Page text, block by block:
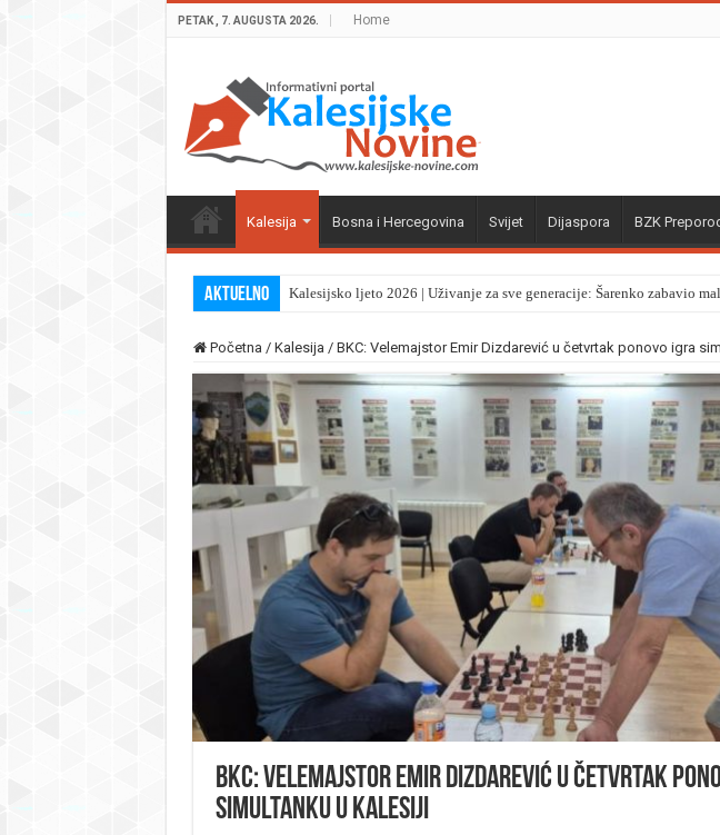
PETAK , 7. AUGUSTA 2026. Home
Kalesija Bosna i Hercegovina Svijet Dijaspora BZK
Aktuelno Kalesijsko ljeto 2026 | Uživanje za sve generacije: Šarenko zabavio
Početna / Kalesija / BKC: Velemajstor Emir Dizdarević u četvrtak ponovo igra
BKC: Velemajstor Emir Dizdarević u četvrtak
simultanku u Kalesiji